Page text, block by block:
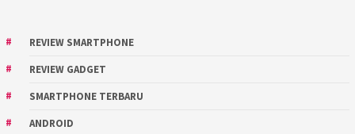
REVIEW SMARTPHONE
REVIEW GADGET
SMARTPHONE TERBARU
ANDROID